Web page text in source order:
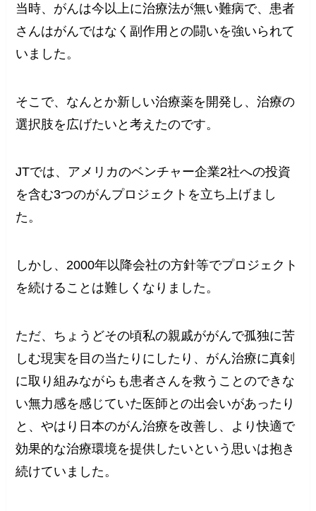
当時、がんは今以上に治療法が無い難病で、患者
さんはがんではなく副作用との闘いを強いられて
いました。
そこで、なんとか新しい治療薬を開発し、治療の
選択肢を広げたいと考えたのです。
JTでは、アメリカのベンチャー企業2社への投資
を含む3つのがんプロジェクトを立ち上げまし
た。
しかし、2000年以降会社の方針等でプロジェクト
を続けることは難しくなりました。
ただ、ちょうどその頃私の親戚ががんで孤独に苦
しむ現実を目の当たりにしたり、がん治療に真剣
に取り組みながらも患者さんを救うことのできな
い無力感を感じていた医師との出会いがあったり
と、やはり日本のがん治療を改善し、より快適で
効果的な治療環境を提供したいという思いは抱き
続けていました。